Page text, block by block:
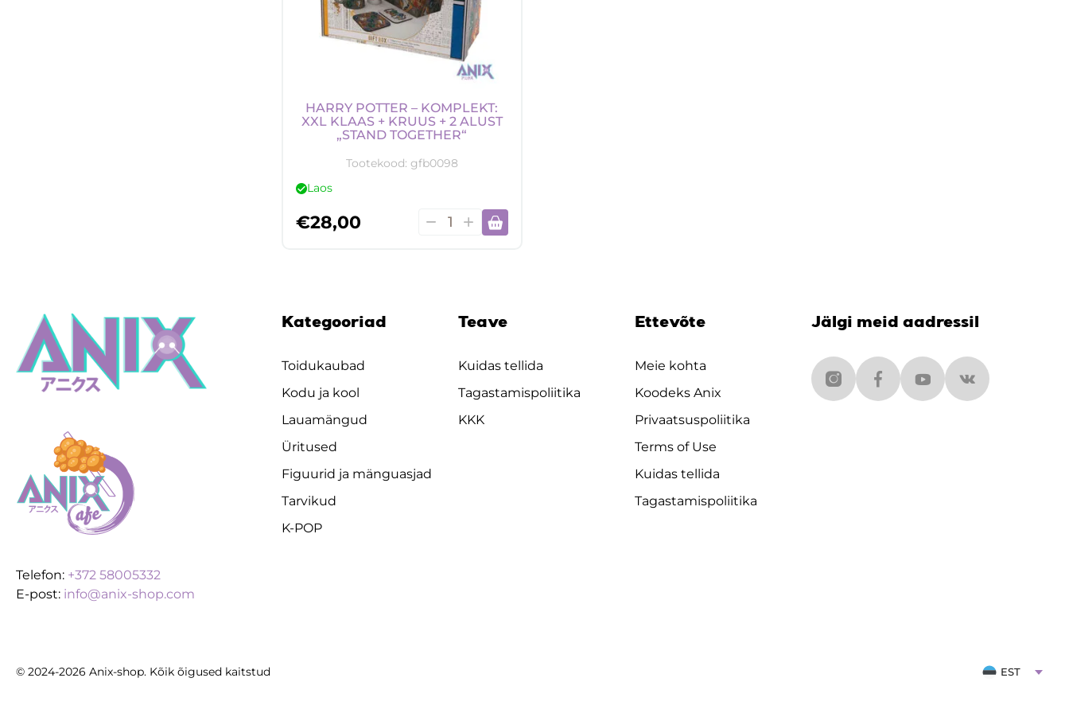
HARRY POTTER – KOMPLEKT:
XXL KLAAS + KRUUS + 2 ALUST
„STAND TOGETHER“
Tootekood: gfb0098
Laos
€28,00
Harry
„Stand
kogus
Telefon: +372 58005332
E-post: info@anix-shop.com
Kategooriad
Toidukaubad
Kodu ja kool
Lauamängud
Üritused
Figuurid ja mänguasjad
Tarvikud
K-POP
Teave
Kuidas tellida
Tagastamispoliitika
KKK
Ettevõte
Meie kohta
Koodeks Anix
Privaatsuspoliitika
Terms of Use
Kuidas tellida
Tagastamispoliitika
Jälgi meid aadressil
© 2024-2026 Anix-shop. Kõik õigused kaitstud EST